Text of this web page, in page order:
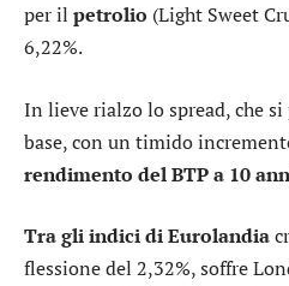
per il petrolio (Light Sweet
6,22%.
In lieve rialzo lospread, che
base, con un timido
rendimento del BTP a 10
Tra gli indici di Eurolandia
flessione del 2,32%, soffre